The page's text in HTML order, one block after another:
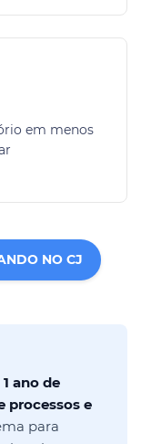
em menos
NO CJ
ano de
e
para